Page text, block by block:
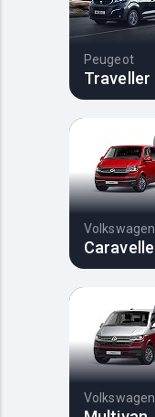
Peugeot
Traveller
Volkswagen
Caravelle
Volkswagen